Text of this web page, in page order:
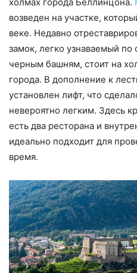
возведен на участке,
веке. Недавно
замок, легко узнаваемый
черным башням, стоит на
города. В дополнение к
установлен лифт, что
невероятно легким. Здесь
есть два ресторана и
идеально подходит для
время.